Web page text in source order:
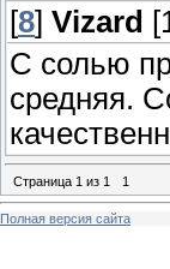
[8] Vizard
С солью
средняя.
Страница 1 из 1 1
Полная версия сайта